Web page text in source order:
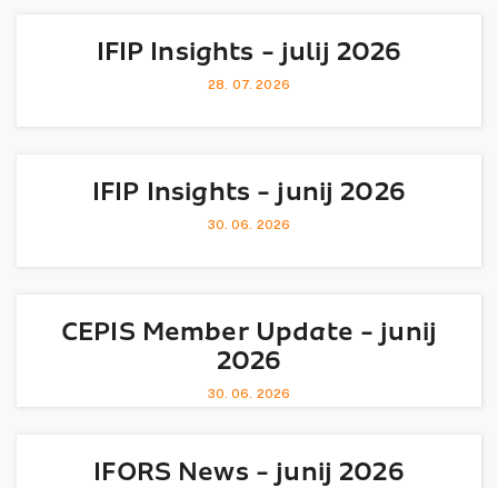
IFIP Insights - julij 2026
28. 07. 2026
IFIP Insights - junij 2026
30. 06. 2026
CEPIS Member Update - junij
2026
30. 06. 2026
IFORS News - junij 2026